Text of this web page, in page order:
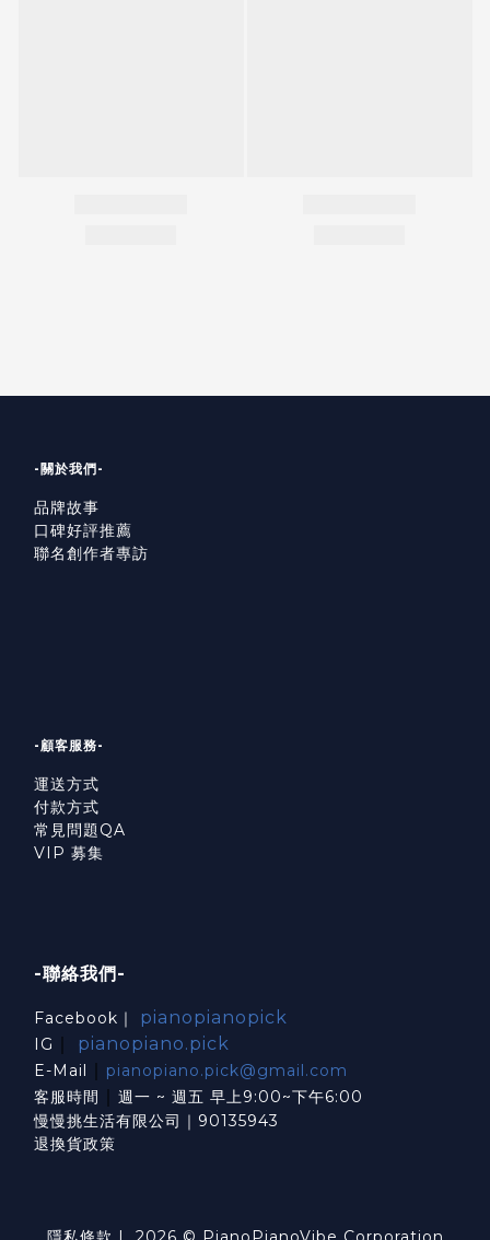
-關於我們-
品牌故事
口碑好評推薦
聯名創作者專訪
-顧客服務-
運送方式
付款方式
常見問題QA
VIP 募集
-聯絡我們-
Facebook｜ pianopianopick
IG ｜ pianopiano.pick
E-Mail ｜ pianopiano.pick@gmail.com
客服時間 ｜ 週一 ~ 週五 早上9:00~下午6:00
慢慢挑生活有限公司｜90135943
退換貨政策